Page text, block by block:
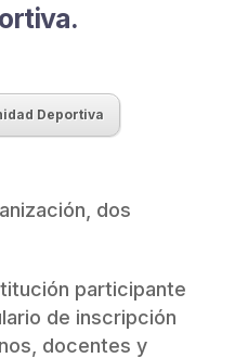
Deportiva
dos
participante
de inscripción
docentes y